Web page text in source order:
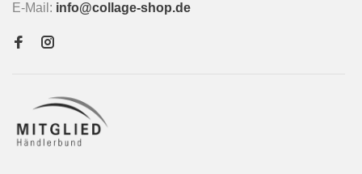
E-Mail: info@collage-shop.de